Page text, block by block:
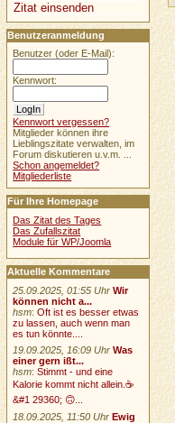
Zitat einsenden
Benutzeranmeldung
Benutzer (oder E-Mail):
Kennwort:
Kennwort vergessen?
Mitglieder können ihre
Lieblingszitate verwalten, im
Forum diskutieren u.v.m. ...
Schon angemeldet?
Mitgliederliste
Für Ihre Homepage
Das Zitat des Tages
Das Zufallszitat
Module für WP/Joomla
Aktuelle Kommentare
25.09.2025, 01:55 Uhr Wir
können nicht a...
hsm:Oft ist es besser etwas
zu lassen, auch wenn man
es tun könnte....
19.09.2025, 16:09 Uhr Was
einer gern ißt...
hsm:Stimmt - und eine
Kalorie kommt nicht allein.☕
&#1 29360; 🙃...
18.09.2025, 11:50 Uhr Ewig